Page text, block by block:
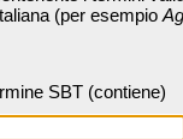
(per esempio
SBT (contiene)